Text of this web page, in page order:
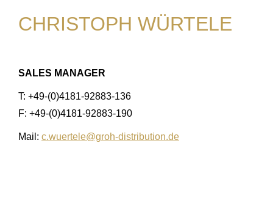
CHRISTOPH WÜRTELE
SALES MANAGER
T: +49-(0)4181-92883-136
F: +49-(0)4181-92883-190
Mail: c.wuertele@groh-distribution.de